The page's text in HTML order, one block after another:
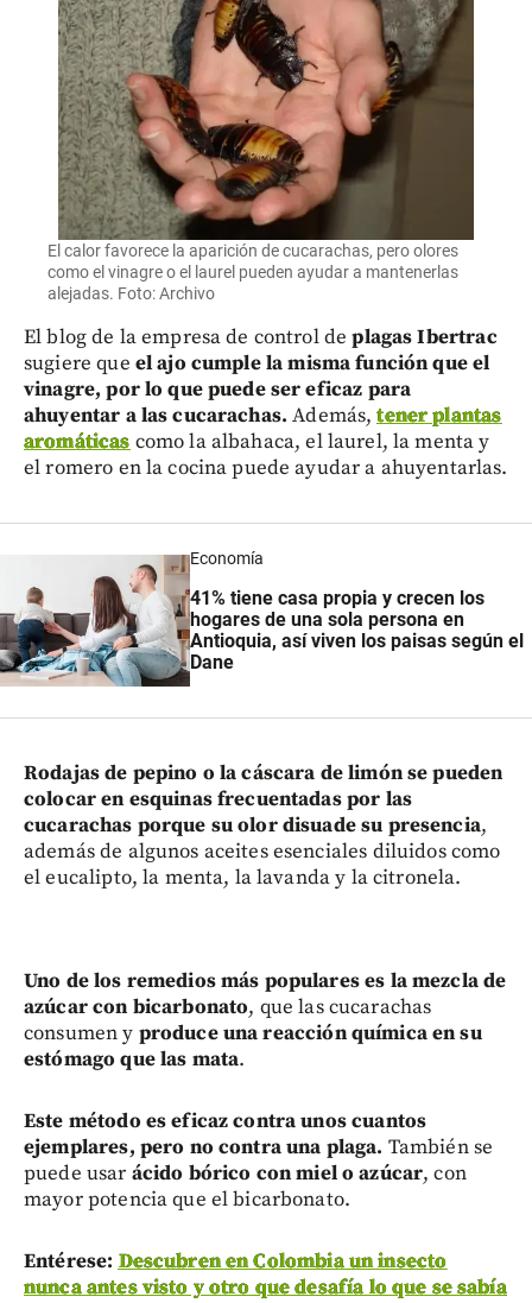
El calor favorece la aparición de cucarachas, pero olores
como el vinagre o el laurel pueden ayudar a mantenerlas
alejadas. Foto: Archivo
El blog de la empresa de control de plagas Ibertrac
sugiere que el ajo cumple la misma función que el
vinagre, por lo que puede ser eficaz para
ahuyentar a las cucarachas. Además,tener plantas
aromáticas como la albahaca, el laurel, la menta y
el romero en la cocina puede ayudar a ahuyentarlas.
Economía
41% tiene casa propia y crecen los
hogares de una sola persona en
Antioquia, así viven los paisas según el
Dane
Rodajas de pepino o la cáscara de limón se pueden
colocar en esquinas frecuentadas por las
cucarachas porque su olor disuade su presencia,
además de algunos aceites esenciales diluidos como
el eucalipto, la menta, la lavanda y la citronela.
Uno de los remedios más populares es la mezcla de
azúcar con bicarbonato, que las cucarachas
consumen y produce una reacción química en su
estómago que las mata.
Este método es eficaz contra unos cuantos
ejemplares, pero no contra una plaga. También se
puede usar ácido bórico con miel o azúcar, con
mayor potencia que el bicarbonato.
Entérese: Descubren en Colombia un insecto
nunca antes visto y otro que desafía lo que se sabía